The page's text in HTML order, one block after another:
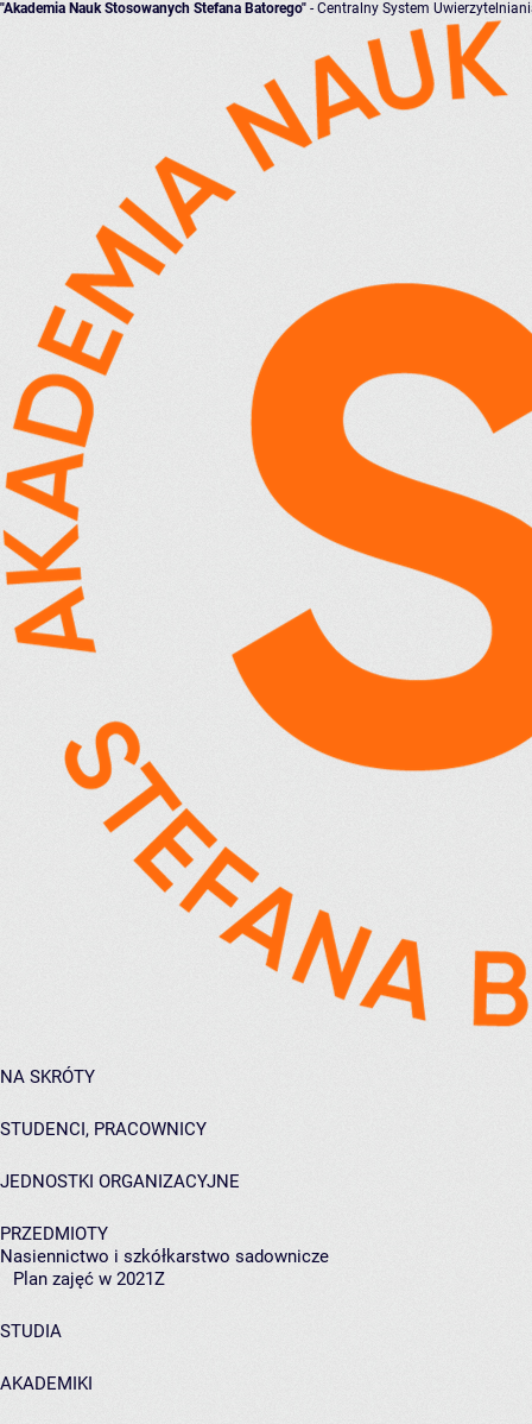
"Akademia Nauk Stosowanych Stefana Batorego" - Centralny System
NA SKRÓTY
STUDENCI, PRACOWNICY
JEDNOSTKI ORGANIZACYJNE
PRZEDMIOTY
Nasiennictwo i szkółkarstwo sadownicze
Plan zajęć w 2021Z
STUDIA
AKADEMIKI